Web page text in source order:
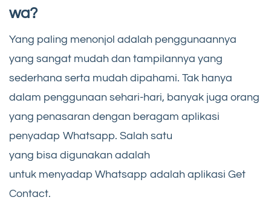
wa?
Yang paling menonjol adalah penggunaannya
yang sangat mudah dan tampilannya yang
sederhana serta mudah dipahami. Tak hanya
dalam penggunaan sehari-hari, banyak juga orang
yang penasaran dengan beragam aplikasi
penyadap Whatsapp. Salah satu
yang bisa digunakan adalah
untuk menyadap Whatsapp adalah aplikasi Get
Contact.